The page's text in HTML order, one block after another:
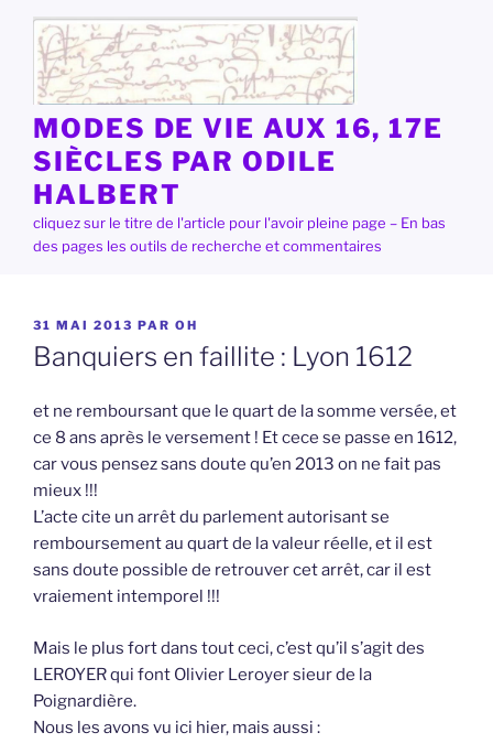
contenu
principal
MODES DE VIE AUX 16, 17E
SIÈCLES PAR ODILE
HALBERT
cliquez sur le titre de l'article pour l'avoir pleine page – En bas
des pages les outils de recherche et commentaires
PUBLIÉ
LE
31 MAI 2013 PAR OH
Banquiers en faillite : Lyon 1612
et ne remboursant que le quart de la somme versée, et
ce 8 ans après le versement ! Et cece se passe en 1612,
car vous pensez sans doute qu’en 2013 on ne fait pas
mieux !!!
L’acte cite un arrêt du parlement autorisant se
remboursement au quart de la valeur réelle, et il est
sans doute possible de retrouver cet arrêt, car il est
vraiement intemporel !!!
Mais le plus fort dans tout ceci, c’est qu’il s’agit des
LEROYER qui font Olivier Leroyer sieur de la
Poignardière.
Nous les avons vu ici hier, mais aussi :